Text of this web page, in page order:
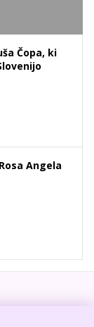
Čopa, ki
Angela